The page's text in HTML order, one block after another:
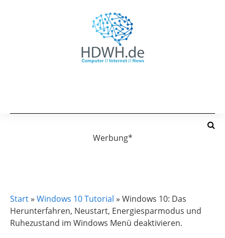
Werbung*
Start» Windows 10 Tutorial » Windows 10: Das
Herunterfahren, Neustart, Energiesparmodus und
Ruhezustand im Windows Menü deaktivieren.